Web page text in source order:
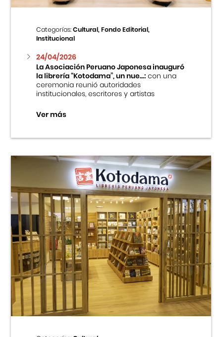
Categorías:Cultural, Fondo Editorial,
Institucional
24/04/2026
La Asociación Peruano Japonesa inauguró
la librería “Kotodama”, un nue...:con una
ceremonia reunió autoridades
institucionales, escritores y artistas
Ver más